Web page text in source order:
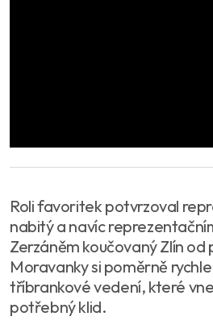
Roli favoritek potvrzoval
nabitý a navíc
Zerzáněm koučovaný Zlín od
Moravanky si poměrně
tříbrankové vedení, které
potřebný klid.